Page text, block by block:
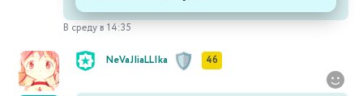
В среду в 14:35
NeVaJIiaLLIka 46